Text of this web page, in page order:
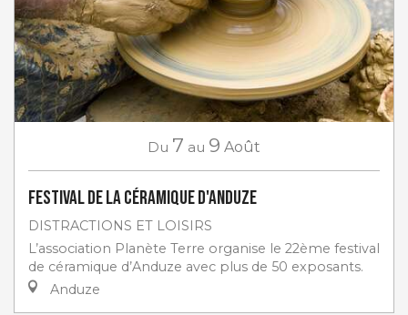
Du 7 au 9 Août
Festival de la céramique d'Anduze
DISTRACTIONS ET LOISIRS
L’association Planète Terre organise le 22ème festival
de céramique d’Anduze avec plus de 50 exposants.
Anduze